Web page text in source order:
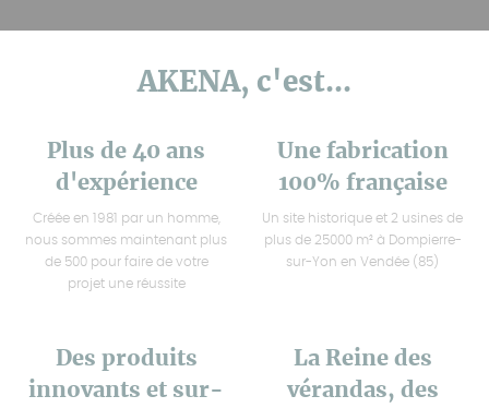
AKENA, c'est...
Plus de 40 ans
d'expérience
Créée en 1981 par un homme,
nous sommes maintenant plus
de 500 pour faire de votre
projet une réussite
Une fabrication
100% française
Un site historique et 2 usines de
plus de 25000 m² à Dompierre-
sur-Yon en Vendée (85)
Des produits
innovants et sur-
La Reine des
vérandas, des